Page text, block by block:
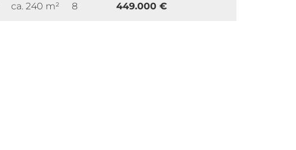
ca. 240 m² 8 449.000 €